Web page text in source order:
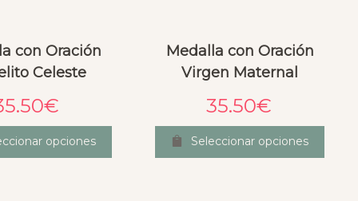
con Oración
Celeste
€
opciones
Medalla con Oración
Virgen Maternal
35.50€
Seleccionar opciones